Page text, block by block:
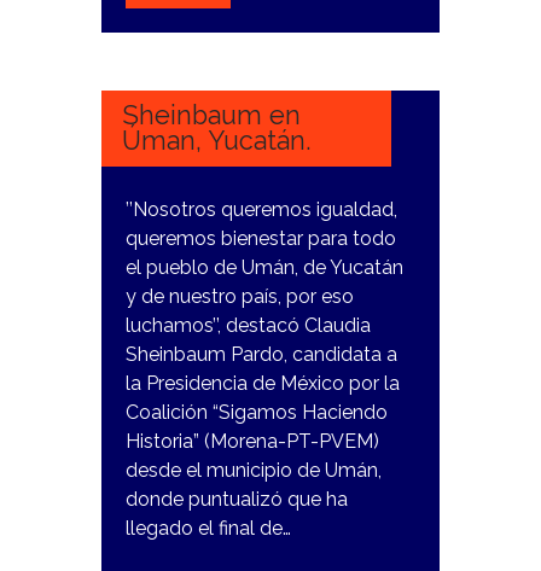
15
Sheinbaum en
Úman, Yucatán.
’’Nosotros queremos igualdad,
queremos bienestar para todo
el pueblo de Umán, de Yucatán
y de nuestro país, por eso
luchamos’’, destacó Claudia
Sheinbaum Pardo, candidata a
la Presidencia de México por la
Coalición “Sigamos Haciendo
Historia” (Morena-PT-PVEM)
desde el municipio de Umán,
donde puntualizó que ha
llegado el final de…